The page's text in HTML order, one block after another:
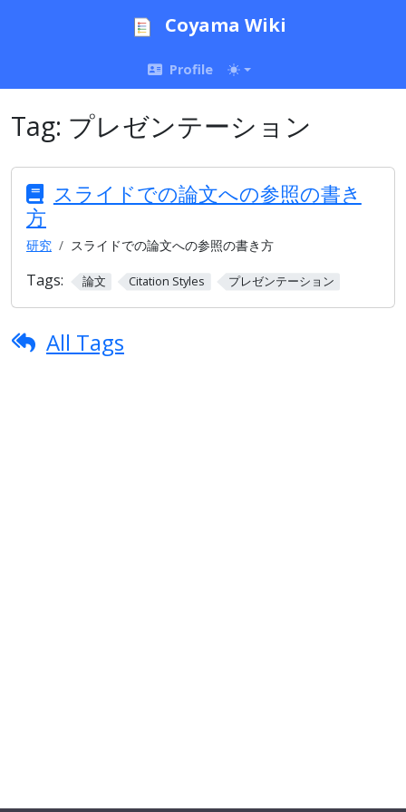
Coyama Wiki
Profile
Tag: プレゼンテーション
スライドでの論文への参照の書き
方
研究 スライドでの論文への参照の書き方
Tags: 論文 Citation Styles プレゼンテーション
All Tags